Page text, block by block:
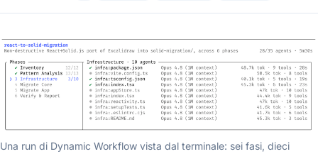
Una run di Dynamic Workflow vista dal terminale: sei fasi, dieci